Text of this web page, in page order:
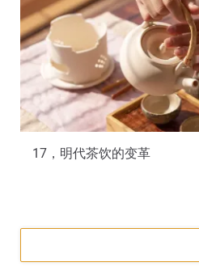
17，明代茶饮的变革